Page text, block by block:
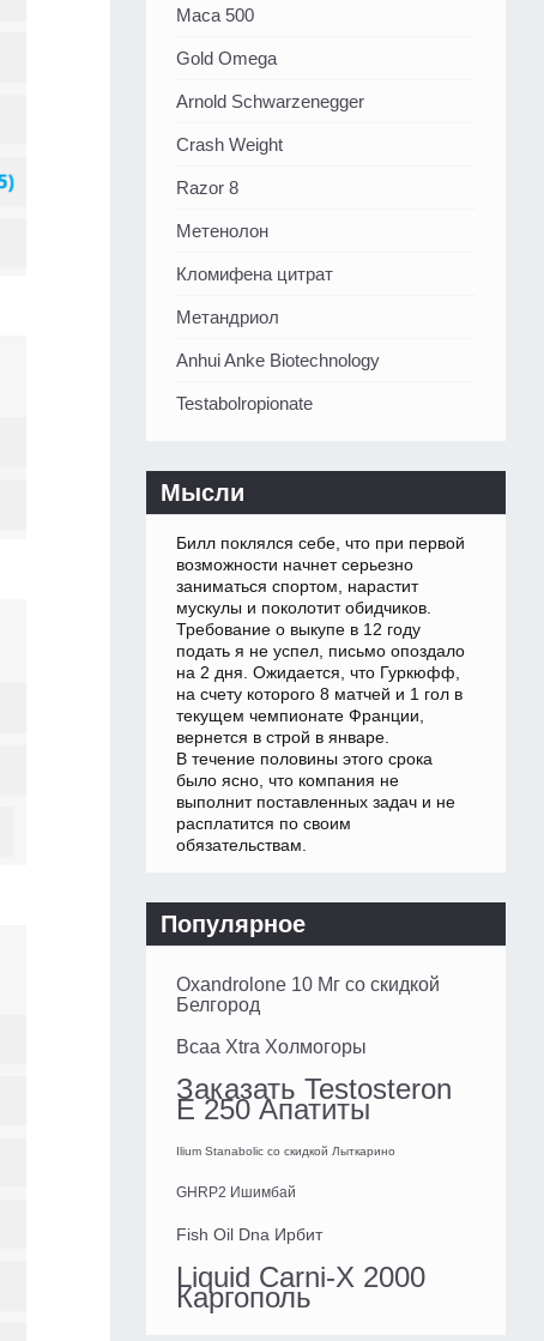
Maca 500
Gold Omega
Arnold Schwarzenegger
Crash Weight
Razor 8
Метенолон
Кломифена цитрат
Метандриол
Anhui Anke Biotechnology
Testabolropionate
Мысли
Билл поклялся себе, что при первой
возможности начнет серьезно
заниматься спортом, нарастит
мускулы и поколотит обидчиков.
Требование о выкупе в 12 году
подать я не успел, письмо опоздало
на 2 дня. Ожидается, что Гуркюфф,
на счету которого 8 матчей и 1 гол в
текущем чемпионате Франции,
вернется в строй в январе.
В течение половины этого срока
было ясно, что компания не
выполнит поставленных задач и не
расплатится по своим
обязательствам.
Популярное
Oxandrolone 10 Мг со скидкой
Белгород
Bcaa Xtra Холмогоры
Заказать Testosteron
E 250 Апатиты
Ilium Stanabolic со скидкой Лыткарино
GHRP2 Ишимбай
Fish Oil Dna Ирбит
Liquid Carni-X 2000
Каргополь